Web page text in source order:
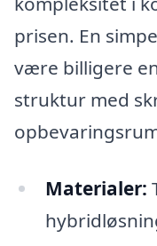
prisen. En
være billigere
struktur med
Materialer: